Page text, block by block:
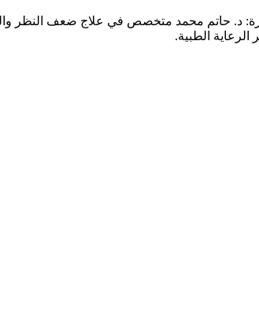
عيون في القاهرة: د. حاتم محمد متخصص في علاج ضعف
الطبية.